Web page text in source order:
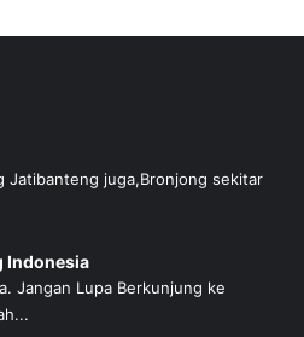
Jatibanteng juga,Bronjong sekitar
Indonesia
Jangan Lupa Berkunjung ke